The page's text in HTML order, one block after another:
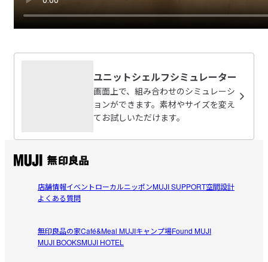
ユニットシェルフシミュレーター
画面上で、組み合わせのシミュレーシ
ョンができます。素材やサイズを変え
てお試しいただけます。
店舗情報イベントローカルニッポンMUJI SUPPORT空間設計
よくある質問
無印良品の家Café&Meal MUJIキャンプ場Found MUJI
MUJI BOOKSMUJI HOTEL